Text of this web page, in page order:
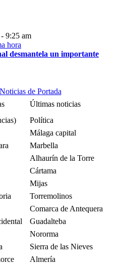
9:25 am
desmantela un importante
Noticias de Portada
Últimas noticias
Política
Málaga capital
Marbella
Alhaurín de la Torre
Cártama
Mijas
Torremolinos
Comarca de Antequera
Guadalteba
Nororma
Sierra de las Nieves
Almería